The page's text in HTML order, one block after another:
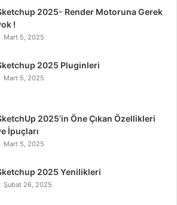
u
b
e
a
r
m
2025- Render Motoruna Gerek
!
Mart 5, 2025
2025 Pluginleri
Mart 5, 2025
2025’in Öne Çıkan Özellikleri
İpuçları
Mart 5, 2025
2025 Yenilikleri
Şubat 26, 2025